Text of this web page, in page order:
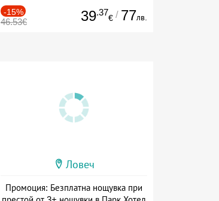
-15%
46.53€ 39.37
€ / 77лв.
Ловеч
Промоция: Безплатна нощувка при